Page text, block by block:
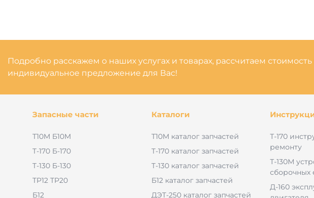
Подробно расскажем о наших услугах и товарах, рассчитаем
индивидуальное предложение для Вас!
Запасные части
Т10М Б10М
Т-170 Б-170
Т-130 Б-130
ТР12 ТР20
Б12
Каталоги
Т10М каталог запчастей
Т-170 каталог запчастей
Т-130 каталог запчастей
Б12 каталог запчастей
ДЭТ-250 каталог запчастей
Т-170
ремонту
Т-130М
сборочных
Д-160